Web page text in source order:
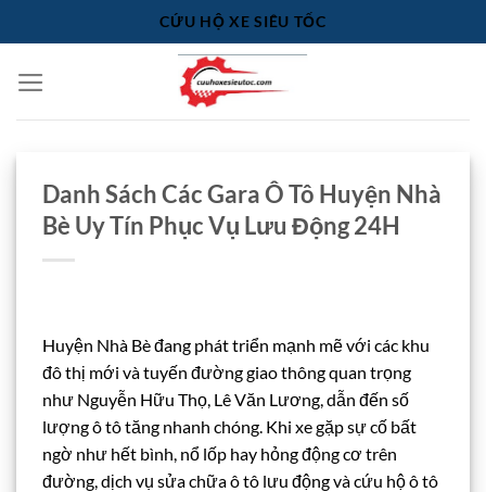
qua
dung
CỨU HỘ XE SIÊU TỐC
Danh Sách Các Gara Ô Tô Huyện Nhà
Bè Uy Tín Phục Vụ Lưu Động 24H
Huyện Nhà Bè đang phát triển mạnh mẽ với các khu
đô thị mới và tuyến đường giao thông quan trọng
như Nguyễn Hữu Thọ, Lê Văn Lương, dẫn đến số
lượng ô tô tăng nhanh chóng. Khi xe gặp sự cố bất
ngờ như hết bình, nổ lốp hay hỏng động cơ trên
đường, dịch vụ sửa chữa ô tô lưu động và cứu hộ ô tô